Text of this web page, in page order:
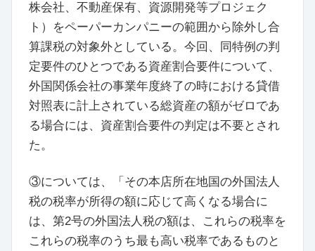
株会社、不動産保有、資源開発等プロジェク
ト）をペーパーカンパニーの範囲から除外し合
算課税の対象外としている。今回、同特例の判
定要件のひとつである資産割合要件について、
外国関係会社の事業年度終了の時における貸借
対照表に計上されている総資産の額がゼロであ
る場合には、資産割合要件の判定は不要とされ
た。
③については、「その本店所在地国の外国法人
税の税率が所得の額に応じて高くなる場合に
は、第2号の外国法人税の額は、これらの税率を
これらの税率のうち最も高い税率であるものと